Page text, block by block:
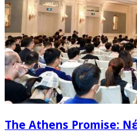
The Athens Promise: